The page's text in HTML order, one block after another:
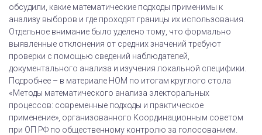
обсудили, какие математические подходы применимы к
анализу выборов и где проходят границы их использования.
Отдельное внимание было уделено тому, что формально
выявленные отклонения от средних значений требуют
проверки с помощью сведений наблюдателей,
документального анализа и изучения локальной специфики.
Подробнее – в материале НОМ по итогам круглого стола
«Методы математического анализа электоральных
процессов: современные подходы и практическое
применение», организованного Координационным советом
при ОП РФ по общественному контролю за голосованием.